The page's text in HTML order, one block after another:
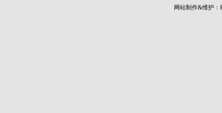
网站制作&维护